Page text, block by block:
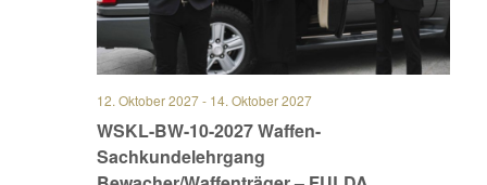
WSKL-BW-10-2027 Waffen-
Sachkundelehrgang
12. Oktober 2027- 14. Oktober 2027